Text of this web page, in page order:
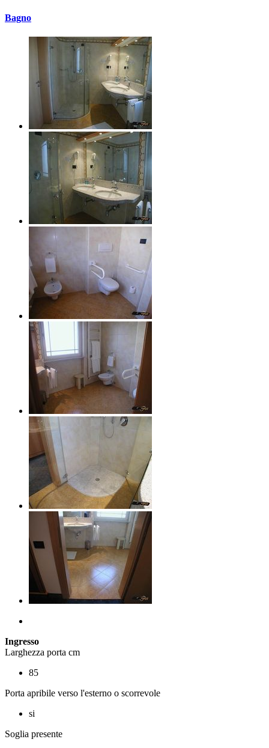
Bagno
Ingresso
Larghezza porta cm
85
Porta apribile verso l'esterno o scorrevole
si
Soglia presente